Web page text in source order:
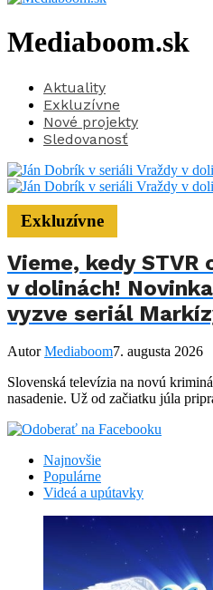
Mediaboom.sk
Aktuality
Exkluzívne
Nové projekty
Sledovanosť
Exkluzívne
Vieme, kedy
v dolinách!
vyzve seriál
AutorMediaboom7. augusta 2026
Slovenská televízia na novú
nasadenie. Už od začiatku júla
Najnovšie
Populárne
Videá a upútavky